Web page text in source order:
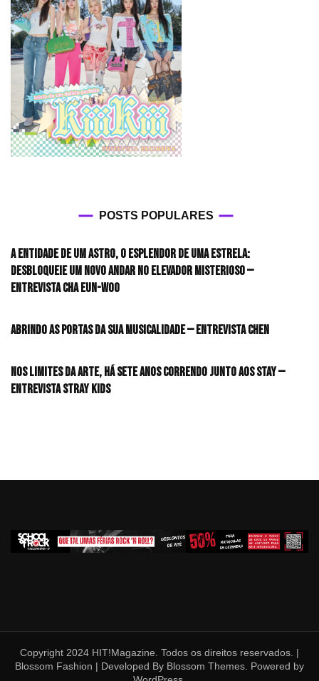
POSTS POPULARES
A entidade de um astro, o esplendor de uma estrela:
desbloqueie um novo andar no elevador misterioso —
Entrevista CHA EUN-WOO
Abrindo as portas da sua musicalidade — Entrevista CHEN
Nos limites da arte, há sete anos correndo junto aos STAY —
Entrevista Stray Kids
Copyright 2024 HIT!Magazine. Todos os direitos reservados. |
Blossom Fashion | Developed By Blossom Themes. Powered by